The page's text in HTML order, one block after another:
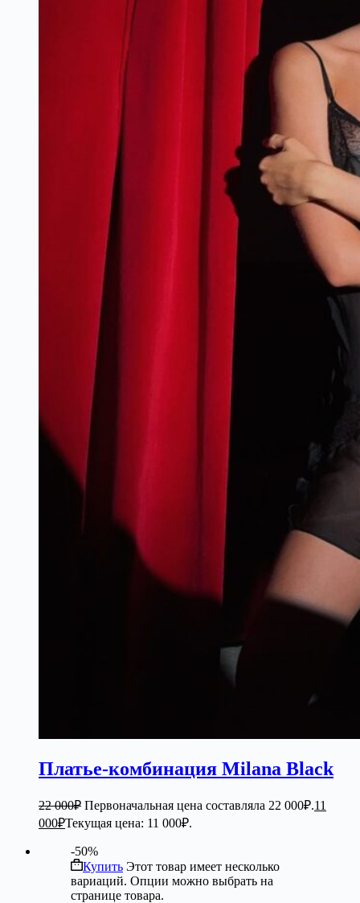
Платье-комбинация Milana Black
22 000₽ Первоначальная цена составляла 22 000₽.11
000₽Текущая цена: 11 000₽.
-50%
Купить Этот товар имеет несколько
вариаций. Опции можно выбрать на
странице товара.